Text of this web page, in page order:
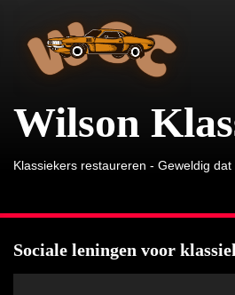
content
Wilson
Klassiekers restaureren - Geweldig
Sociale leningen voor